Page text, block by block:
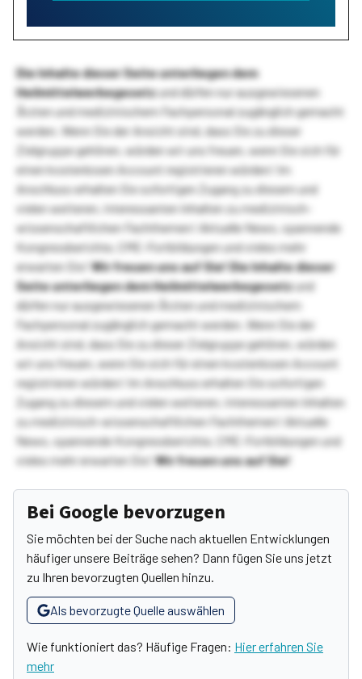
Die Inhalte dieser Seite unterliegen dem
Heilmittelwerbegesetzund dürfen nur ausgewiesenen
Ärzten und medizinischem Fachpersonal zugänglich gemacht
werden. Wenn Sie der Ansicht sind, dass Sie zu dieser
Zielgruppe gehören, würden wir uns freuen, wenn Sie sich für
einen kostenlosen Account registrieren würden! Im
Anschluss erhalten Sie sofortigen Zugang zu diesem und
vielen weiteren, interessanten Inhalten zu medizinisch-
wissenschaftlichen Fachthemen! Aktuelle News, spannende
Kongressberichte, CME-Fortbildungen und vieles mehr
erwarten Sie!Wir freuen uns auf Sie!Die Inhalte dieser
Seite unterliegen dem Heilmittelwerbegesetzund
dürfen nur ausgewiesenen Ärzten und medizinischem
Fachpersonal zugänglich gemacht werden. Wenn Sie der
Ansicht sind, dass Sie zu dieser Zielgruppe gehören, würden
wir uns freuen, wenn Sie sich für einen kostenlosen Account
registrieren würden! Im Anschluss erhalten Sie sofortigen
Zugang zu diesem und vielen weiteren, interessanten Inhalten
zu medizinisch-wissenschaftlichen Fachthemen! Aktuelle
News, spannende Kongressberichte, CME-Fortbildungen und
vieles mehr erwarten Sie!Wir freuen uns auf Sie!
Bei Google bevorzugen
Sie möchten bei der Suche nach aktuellen Entwicklungen
häufiger unsere Beiträge sehen? Dann fügen Sie uns jetzt
zu Ihren bevorzugten Quellen hinzu.
Als bevorzugte Quelle auswählen
Wie funktioniert das? Häufige Fragen: Hier erfahren Sie
mehr